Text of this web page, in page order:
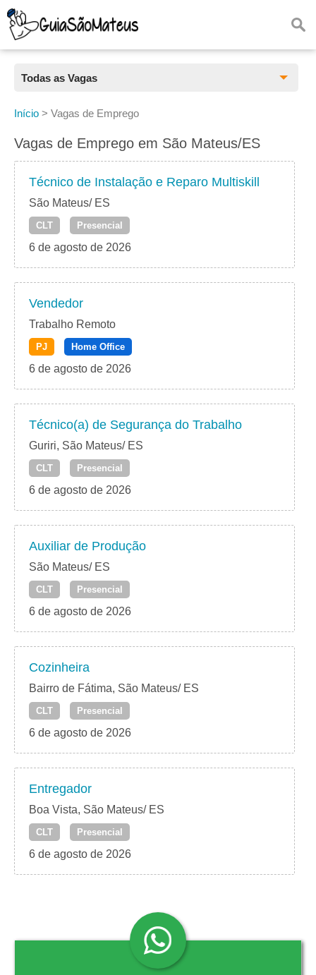
Todas as Vagas
Todas as Vagas
CLT
Freelancer
PJ
Início > Vagas de Emprego
Vagas de Emprego em São Mateus/ES
Técnico de Instalação e Reparo Multiskill
São Mateus/ ES
CLT Presencial
6 de agosto de 2026
Vendedor
Trabalho Remoto
PJ Home Office
6 de agosto de 2026
Técnico(a) de Segurança do Trabalho
Guriri, São Mateus/ ES
CLT Presencial
6 de agosto de 2026
Auxiliar de Produção
São Mateus/ ES
CLT Presencial
6 de agosto de 2026
Cozinheira
Bairro de Fátima, São Mateus/ ES
CLT Presencial
6 de agosto de 2026
Entregador
Boa Vista, São Mateus/ ES
CLT Presencial
6 de agosto de 2026